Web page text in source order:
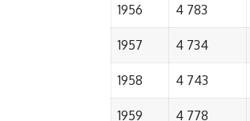
1956 4 783
1957 4 734
1958 4 743
1959 4 778